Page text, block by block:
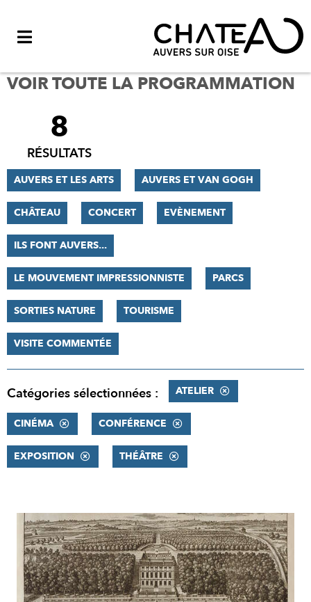
VOIR TOUTE LA PROGRAMMATION
FILTRER
RÉSULTATS
8
RÉSULTATS
AUVERS ET LES ARTS AUVERS ET VAN GOGH
CHÂTEAU CONCERT EVÈNEMENT
ILS FONT AUVERS...
LE MOUVEMENT IMPRESSIONNISTE PARCS
SORTIES NATURE TOURISME
VISITE COMMENTÉE
Catégories sélectionnées : ATELIER
CINÉMA CONFÉRENCE
EXPOSITION THÉÂTRE
RÉSULTATS